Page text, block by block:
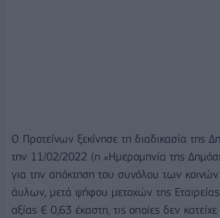
Ο Προτείνων ξεκίνησε τη διαδικασία της
την 11/02/2022 (η «Ημερομηνία της
για την απόκτηση του συνόλου των
άυλων, μετά ψήφου μετοχών της
αξίας € 0,63 έκαστη, τις οποίες δεν